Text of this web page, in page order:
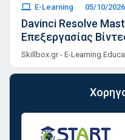
E-Learning 05/10/2026
Davinci Resolve
Επεξεργασίας
Skillbox.gr - E-Learning